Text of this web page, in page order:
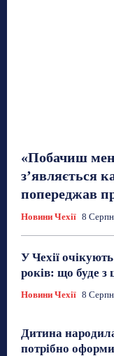
«Побачиш
з’являється
попереджав
Новини Чехії 8
У Чехії
років: що буде з
Новини Чехії 8
Дитина
потрібно